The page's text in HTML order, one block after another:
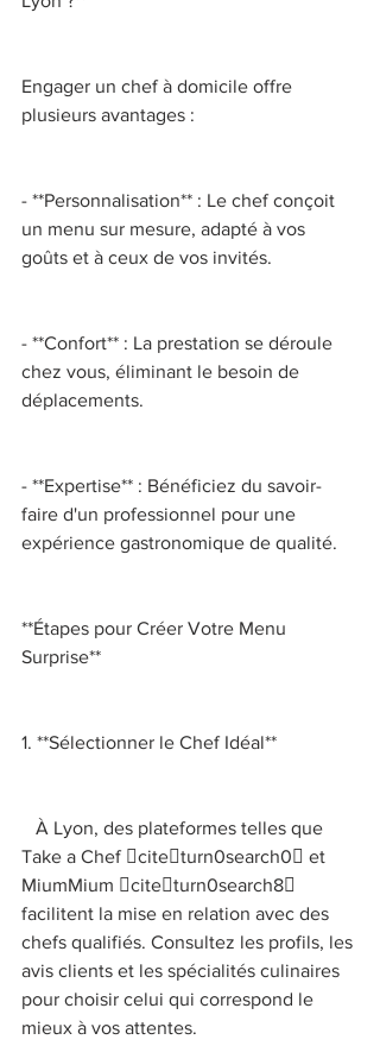
Engager un chef à domicile offre
plusieurs avantages :
- **Personnalisation** : Le chef conçoit
un menu sur mesure, adapté à vos
goûts et à ceux de vos invités.
- **Confort** : La prestation se déroule
chez vous, éliminant le besoin de
déplacements.
- **Expertise** : Bénéficiez du savoir-
faire d'un professionnel pour une
expérience gastronomique de qualité.
**Étapes pour Créer Votre Menu
Surprise**
1. **Sélectionner le Chef Idéal**
Take a Chef citeturn0search0 et
MiumMium citeturn0search8
facilitent la mise en relation avec des
chefs qualifiés. Consultez les profils, les
avis clients et les spécialités culinaires
pour choisir celui qui correspond le
mieux à vos attentes.